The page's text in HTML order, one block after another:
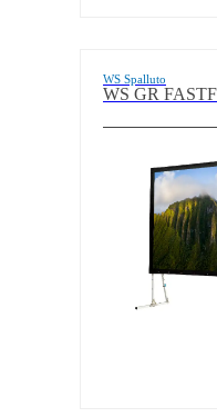
WS Spalluto
WS GR